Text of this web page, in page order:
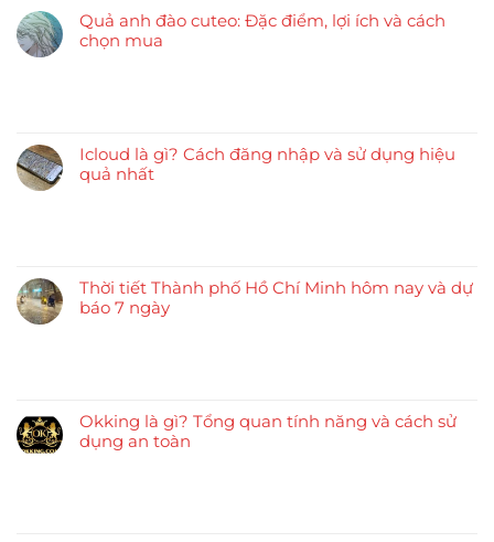
Quả anh đào cuteo: Đặc điểm, lợi ích và cách
chọn mua
Icloud là gì? Cách đăng nhập và sử dụng hiệu
quả nhất
Thời tiết Thành phố Hồ Chí Minh hôm nay và dự
báo 7 ngày
Okking là gì? Tổng quan tính năng và cách sử
dụng an toàn